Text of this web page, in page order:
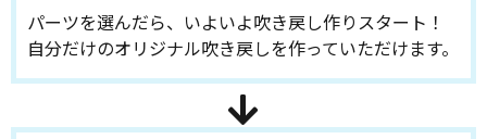
パーツを選んだら、いよいよ吹き戻し作りスタート！
自分だけのオリジナル吹き戻しを作っていただけます。